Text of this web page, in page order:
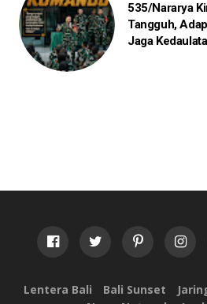
535/Nararya
Tangguh,
Jaga
Lentera Bali Bali Sunset